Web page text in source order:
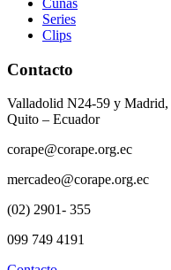
Cuñas
Series
Clips
Contacto
Valladolid N24-59 y Madrid,
Quito – Ecuador
corape@corape.org.ec
mercadeo@corape.org.ec
(02) 2901- 355
099 749 4191